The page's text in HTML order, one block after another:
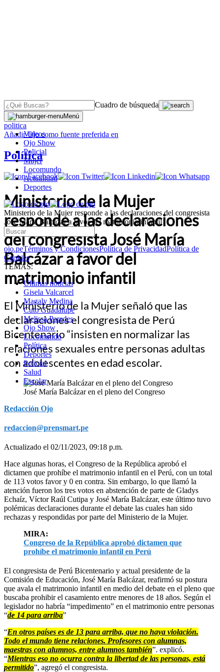
Cuadro de búsqueda
Menú
Videos
Ojo Show
Policial
Mujer
Locomundo
Actualidad
Deportes
Ministerio de la Mujer responde a las declaraciones del congresista
José María Balcázar a favor del matrimonio infantil
ojo.peTérminos y CondicionesPolítica de PrivacidadPolítica de
Cookies
TEMAS:
Últimas noticias
Gisela Valcarcel
Magaly Medina
Cuto Guadalupe
Melissa Paredes
Ojo Show
Locomundo
Política
Deportes
Policial
Salud
Escolar
OJO
politica
AñadirOjocomo fuente preferida en
Política
Ministerio de la Mujer
responde a las declaraciones
del congresista José María
Balcázar a favor del
matrimonio infantil
El Ministerio de la Mujer señaló que las
declaraciones el congresista de Perú
Bicentenario “insisten en normalizar las
relaciones sexuales entre personas adultas
con adolescentes en edad escolar.
José María Balcázar en el pleno del Congreso
Redacción Ojo
redaccion@prensmart.pe
Actualizado el 02/11/2023, 09:18 p.m.
Hace algunas horas, el Congreso de la República aprobó el
dictamen que prohíbe el matrimonio infantil en el Perú, con un total
de 113 votos favor y 0 en contra. Sin embargo, lo que llamó la
atención fueron los tres votos en abstención de parte de Gladys
Echaíz, Víctor Raúl Cutipa y José María Balcázar, este último tuvo
polémicas declaraciones durante el debate las cuales han sido
rechazas y respondidas por parte del Ministerio de la Mujer.
MIRA:
Congreso de la República aprobó dictamen que
prohíbe el matrimonio infantil en Perú
El congresista de Perú Bicentenario y actual presidente de la
Comisión de Educación, José María Balcázar, reafirmó su postura
que avala el matrimonio infantil en medio del debate en el pleno que
buscaba prohibir el casamiento entre menores de 18 años. Según el
legislador no habría “impedimento” en el matrimonio entre personas
“de 14 para arriba”
“En otros países es de 13 para arriba, que no haya violación.
Todo el mundo tiene relaciones. Profesores con alumnas,
maestras con alumnos, entre alumnos también”. explicó.
“Mientras eso no ocurra contra la libertad de las personas, está
permitido”, agregó el congresista.